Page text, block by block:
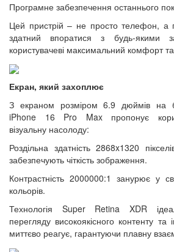
Програмне забезпечення останнього
Цей пристрій – не просто телефон, а
здатний впоратися з будь-якими
користувачеві максимальний комфорт
Екран, який захоплює
З екраном розміром 6.9 дюймів на
iPhone 16 Pro Max пропонує
візуальну насолоду:
Роздільна здатність 2868x1320
забезпечують чіткість зображення.
Контрастність 2000000:1 занурює у
кольорів.
Технологія Super Retina XDR
перегляду високоякісного контенту
миттєво реагує, гарантуючи плавну